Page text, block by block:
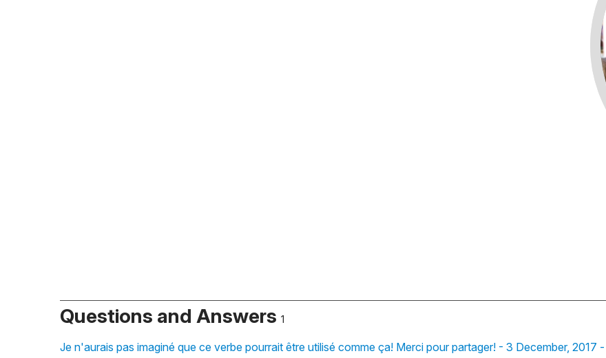
Questions and Answers 1
Je n'aurais pas imaginé que ce verbe pourrait être utilisé comme ça! Merci pour partager! - 3 December, 2017 -